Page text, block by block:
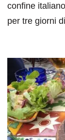
confine
per tre giorni